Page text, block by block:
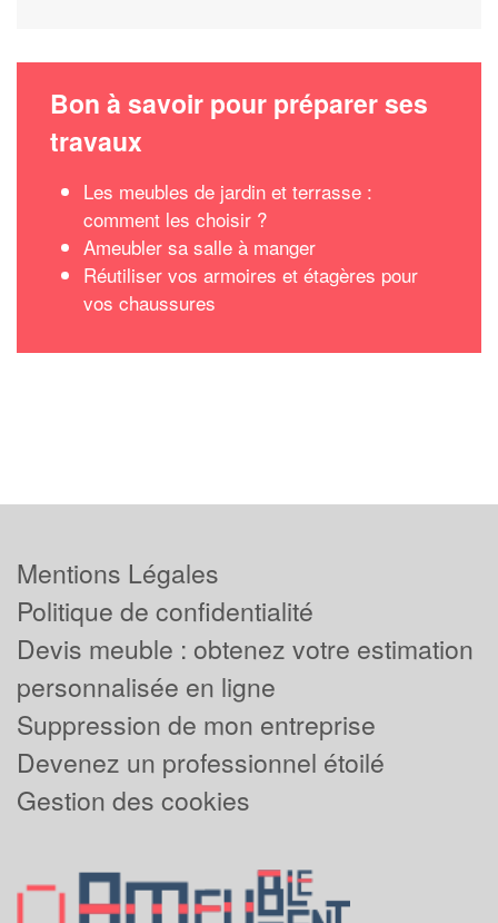
Bon à savoir pour préparer ses
travaux
Les meubles de jardin et terrasse :
comment les choisir ?
Ameubler sa salle à manger
Réutiliser vos armoires et étagères pour
vos chaussures
Mentions Légales
Politique de confidentialité
Devis meuble : obtenez votre estimation
personnalisée en ligne
Suppression de mon entreprise
Devenez un professionnel étoilé
Gestion des cookies